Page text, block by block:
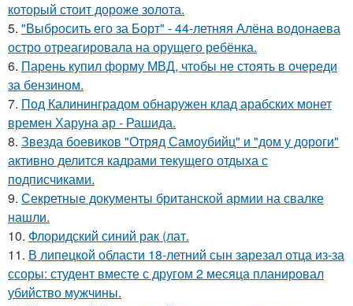
который стоит дороже золота.
5. "Выбросить его за Борт" - 44-летняя Алёна водонаева
остро отреагировала на орущего ребёнка.
6. Парень купил форму МВД, чтобы не стоять в очереди
за бензином.
7. Под Калининградом обнаружен клад арабских монет
времен Харуна ар - Рашида.
8. Звезда боевиков "Отряд Самоубийц" и "дом у дороги"
активно делится кадрами текущего отдыха с
подписчиками.
9. Секретные документы британской армии на свалке
нашли.
10. Флоридский синий рак (лат.
11. В липецкой области 18-летний сын зарезал отца из-за
ссоры: студент вместе с другом 2 месяца планировал
убийство мужчины.